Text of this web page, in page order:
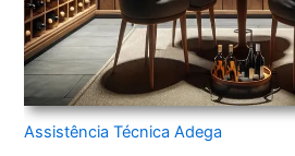
Assistência Técnica Adega